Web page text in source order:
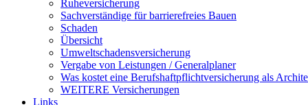
Ruheversicherung
Sachverständige für barrierefreies Bauen
Schaden
Übersicht
Umweltschadensversicherung
Vergabe von Leistungen / Generalplaner
Was kostet eine Berufshaftpflichtversicherung als
WEITERE Versicherungen
Links